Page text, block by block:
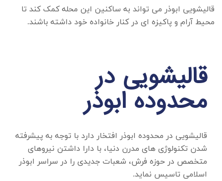
قالیشویی ابوذر می تواند به ساکنین این محله کمک کند تا
محیط آرام و پاکیزه ای در کنار خانواده خود داشته باشند.
قالیشویی در
محدوده ابوذر
قالیشویی در محدوده ابوذر افتخار دارد با توجه به پیشرفته
شدن تکنولوژی های مدرن دنیا، با دارا داشتن نیروهای
متخصص در حوزه فرش، شعبات جدیدی را در سراسر ابوذر
اسلامی تاسیس نماید.